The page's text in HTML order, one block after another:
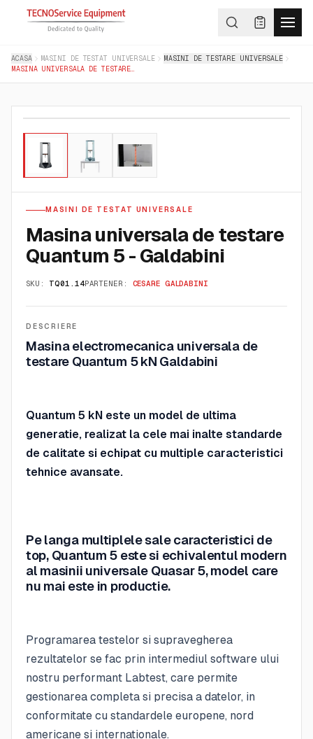
ACASA MASINI DE TESTAT UNIVERSALE
MASINI DE TESTARE UNIVERSALE
MASINI DE TESTAT UNIVERSALE
Masina universala de testare
Quantum 5 - Galdabini
SKU: TQ01.14PARTENER: CESARE GALDABINI
DESCRIERE
Masina electromecanica universala de
testare Quantum 5 kN Galdabini
Quantum 5 kN este un model de ultima
generatie, realizat la cele mai inalte standarde
de calitate si echipat cu multiple caracteristici
tehnice avansate.
Pe langa multiplele sale caracteristici de
top, Quantum 5 este si echivalentul modern
al masinii universale Quasar 5, model care
nu mai este in productie.
Programarea testelor si supravegherea
rezultatelor se fac prin intermediul software ului
nostru performant Labtest, care permite
gestionarea completa si precisa a datelor, in
conformitate cu standardele europene, nord
americane si internationale.